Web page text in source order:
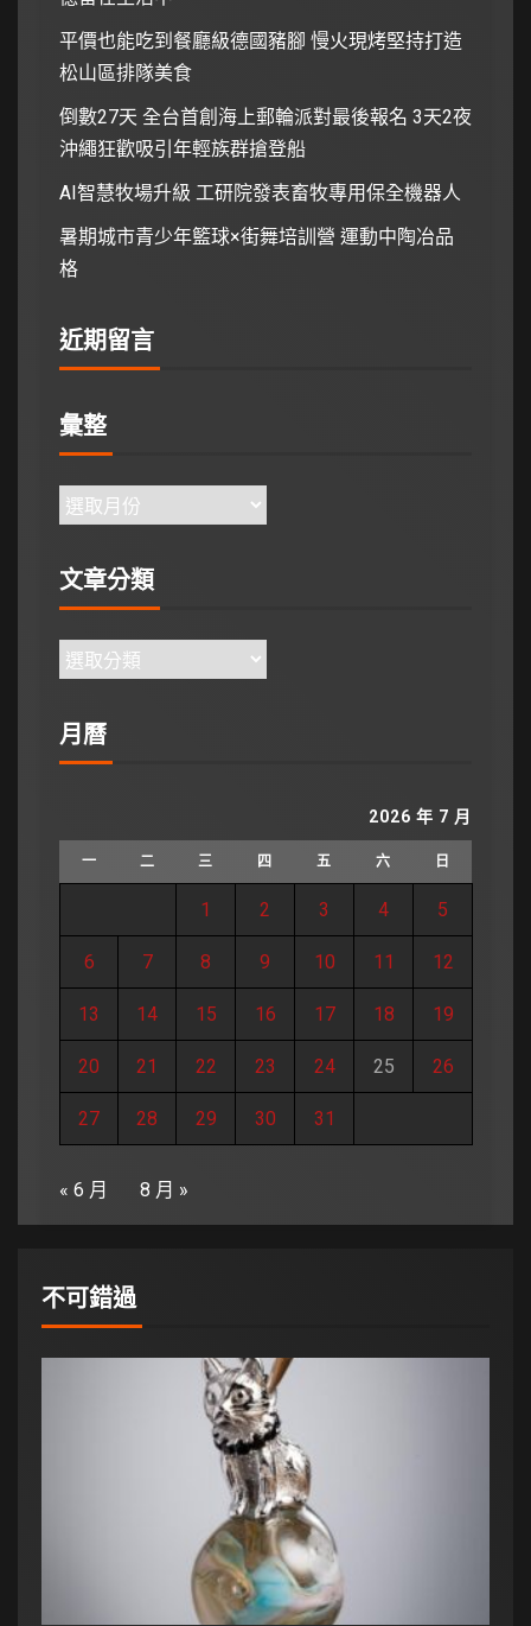
平價也能吃到餐廳級德國豬腳 慢火現烤堅持打造
松山區排隊美食
倒數27天 全台首創海上郵輪派對最後報名 3天2夜
沖繩狂歡吸引年輕族群搶登船
AI智慧牧場升級 工研院發表畜牧專用保全機器人
暑期城市青少年籃球×街舞培訓營 運動中陶冶品
格
近期留言
彙整
文章分類
月曆
2026 年 7 月
一 二 三 四 五 六 日
1 2 3 4 5
6 7 8 9 10 11 12
13 14 15 16 17 18 19
20 21 22 23 24 25 26
27 28 29 30 31
« 6 月 8 月 »
不可錯過